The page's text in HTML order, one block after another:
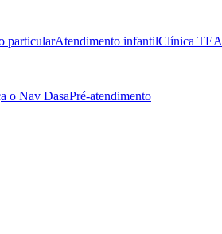
particularAtendimento infantilClínica TEA
o Nav DasaPré-atendimento